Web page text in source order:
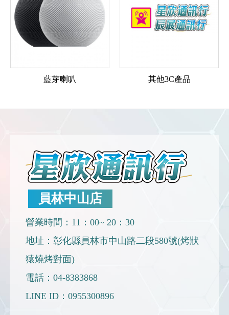
藍芽喇叭 其他3C產品
員林中山店
營業時間：11：00~ 20：30
地址：彰化縣員林市中山路二段580號(烤狀
猿燒烤對面)
電話： 04-8383868
LINE ID： 0955300896